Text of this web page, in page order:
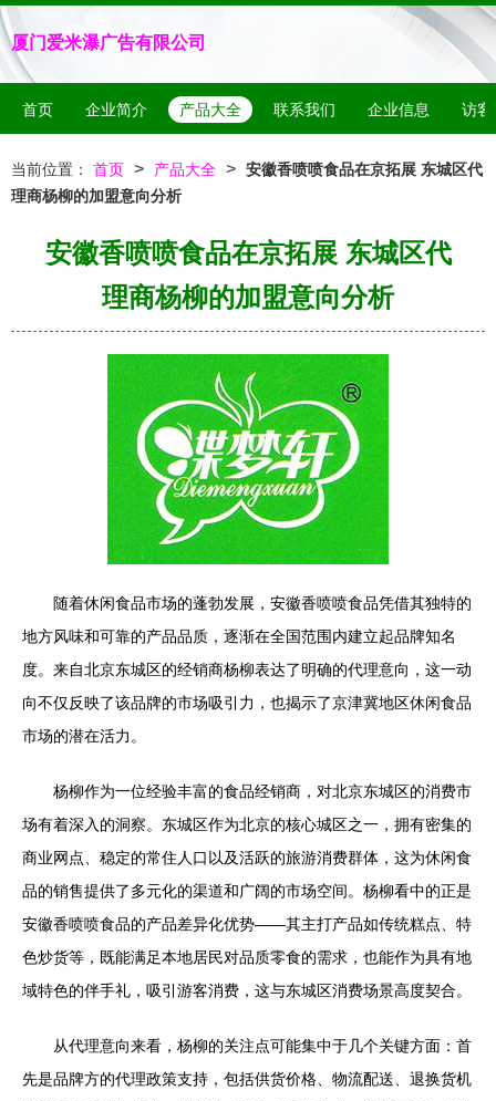
厦门爱米瀑广告有限公司
首页 企业简介 产品大全 联系我们 企业信息 访客
当前位置： 首页 > 产品大全 > 安徽香喷喷食品在京拓展 东城区代
理商杨柳的加盟意向分析
安徽香喷喷食品在京拓展 东城区代
理商杨柳的加盟意向分析
随着休闲食品市场的蓬勃发展，安徽香喷喷食品凭借其独特的
地方风味和可靠的产品品质，逐渐在全国范围内建立起品牌知名
度。来自北京东城区的经销商杨柳表达了明确的代理意向，这一动
向不仅反映了该品牌的市场吸引力，也揭示了京津冀地区休闲食品
市场的潜在活力。
杨柳作为一位经验丰富的食品经销商，对北京东城区的消费市
场有着深入的洞察。东城区作为北京的核心城区之一，拥有密集的
商业网点、稳定的常住人口以及活跃的旅游消费群体，这为休闲食
品的销售提供了多元化的渠道和广阔的市场空间。杨柳看中的正是
安徽香喷喷食品的产品差异化优势——其主打产品如传统糕点、特
色炒货等，既能满足本地居民对品质零食的需求，也能作为具有地
域特色的伴手礼，吸引游客消费，这与东城区消费场景高度契合。
从代理意向来看，杨柳的关注点可能集中于几个关键方面：首
先是品牌方的代理政策支持，包括供货价格、物流配送、退换货机